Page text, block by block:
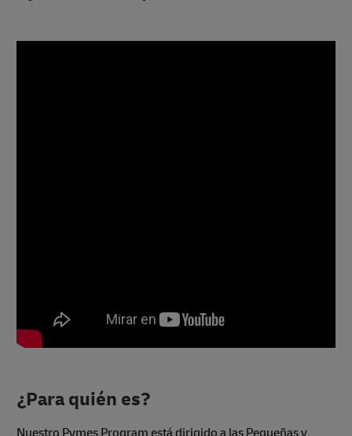
¿Para quién es?
Nuestro Pymes Program está dirigido a las Pequeñas y